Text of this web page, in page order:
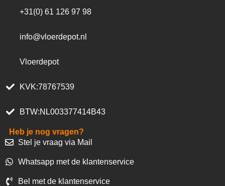
+31(0) 61 126 97 98
info@vloerdepot.nl
Vloerdepot
KVK:78767539
BTW:NL003377414B43
Heb je nog vragen?
Stel je vraag via Mail
Whatsapp met de klantenservice
Bel met de klantenservice